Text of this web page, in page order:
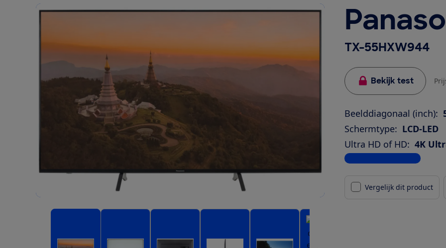
TX-55HXW944
Bekijk test
Beelddiagonaal (inch):
Schermtype: LCD-LED
Ultra HD of HD: 4K
Bekijk alle specificaties
Vergelijk dit product